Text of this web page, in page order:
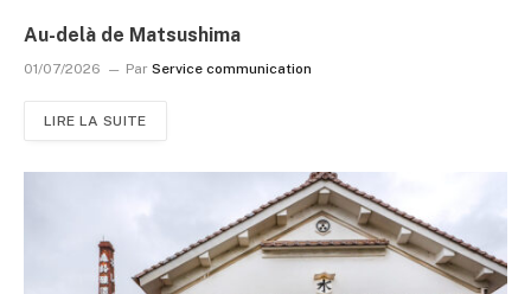
Au-delà de Matsushima
01/07/2026 Par Service communication
LIRE LA SUITE